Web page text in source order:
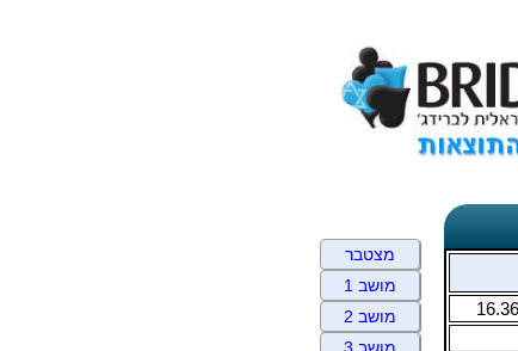
16.36
מצטבר
מושב 1
מושב 2